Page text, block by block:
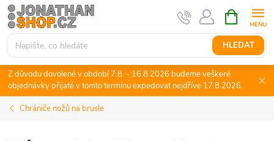
Přejít
na
obsah
HLEDAT
NÁKUPNÍ
KOŠÍK
Z důvodu dovolené v období 7.8. - 16.8.2026 budeme veškeré
objednávky přijaté v tomto termínu expedovat nejdříve 17.8.2026.
Chrániče nožů na brusle